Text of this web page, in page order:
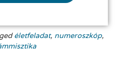
életfeladat, numeroszkóp,